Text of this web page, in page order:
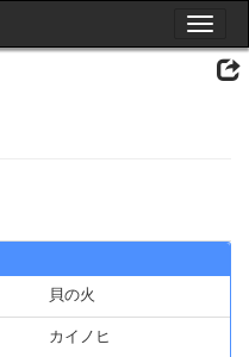
Toggle
貝の火
カイノヒ